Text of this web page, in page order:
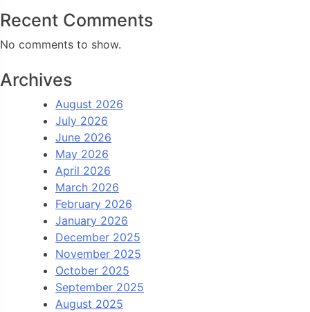
Recent Comments
No comments to show.
Archives
August 2026
July 2026
June 2026
May 2026
April 2026
March 2026
February 2026
January 2026
December 2025
November 2025
October 2025
September 2025
August 2025